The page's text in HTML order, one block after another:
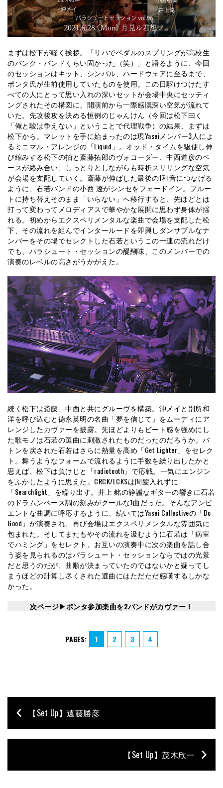
まずは松下が軽く挨拶。「リハでペダルのスプリングが高校生
のパンク・バンドくらい固かった（笑）」と語るように、今回
のセッションはキット、シンバル、ハードウェアに至るまで、
ポンタ氏が生前使用していたものを使用。この日駆けつけたす
べての人にとって思い入れの深いセットが会場中央にセッティ
ングされたその構図に、開演前から一際感慨深い空気が流れて
いた。先攻後攻を決める恒例のじゃんけん（今回は松下曰く
「俺と駿は争えない」ということで代理戦争）の結果、まずは
松下から。マレットを手に始まったのは現Yaseiメンバー3人によ
るミニマル・アレンジの「Liquid」。オッド・タイムを駆使し伸
び縮みする松下の拍と斎藤拓郎のヴォコーダー、中西道彦のベ
ースが絡み合い、しっとりとしながらも時折スリリングな空気
が会場を支配していく。斎藤が伸ばした最後の1和音につなげる
ように、石若バンドの小西 遼がシンセをフェードイン。フルー
トに持ち替えそのまま「いらない」へ移行すると、先ほどとは
打って変わってメロディアスで華やかな展開に思わず身体が揺
れる。初めからエクスペリメンタルな楽曲で会場を支配した松
下、その流れを組んでインタールードを即興しダンサブルなナ
ンバーをその場でセレクトした石若というこの一連の流れだけ
でも、パラシュート・セッションの醍醐味、このメンバーでの
演奏のレベルの高さがうかがえた。
続く松下は斎藤、中西と共にグルーヴを構築。沖メイと別所和
洋を呼び込むと徳永英明の名曲「夢を信じて」をムーディにア
レンジしたカヴァーを披露。先ほどよりもビート感を強めにし
た歌モノは石若の選曲に刺激されたものだったのだろうか。バ
トンを戻された石若はさらに熱量を高め「Get Lighter」をセレク
ト。舞うようなフォームで流れるように手数を繰り出したかと
思えば、松下は負けじと「radiotooth」で応戦。一気にエンジン
をふかしたように思えた。CRCK/LCKSは間髪入れずに
「Searchlight」を繰り出す。井上 銘の静謐なギターの響きに石若
のドラムンベース調の刻みがクールな1曲だった。そんなアンビ
エントな曲調に呼応するように、続いてはYasei Collectiveの「Do
Good」が演奏され、再び会場はエクスペリメンタルな雰囲気に
包まれた。そしてまたもやその流れを汲むように石若は「病室
でハミング」をセレクト。お互いの演奏中に次の楽曲を話し合
う姿を見られるのはパラシュート・セッションならではの光景
だと思うのだが、曲順が決まっていたのではないかと疑ってし
まうほどの計算し尽くされた選曲にはただただ感嘆するしかな
かった。
次ページ▶︎ポンタ参加楽曲を2バンドがカヴァー！
PAGES: 1 2 3 4
【Set Up】遠藤勝彦
【Set Up】茂木欣一